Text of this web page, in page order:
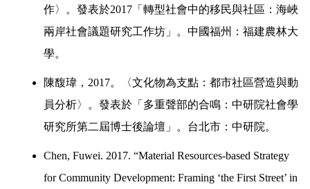
作〉 。發表於2017 「轉型社會中的移民與社區：海峽
兩岸社會議題研究工作坊」。中國福州：福建農林大
學。
陳馥瑋， 2017。〈文化物為支點：都市社區營造與動
員分析〉
。發表於「多重聲部的合鳴：中研院社會學
研究所第二屆博士後論壇」。台北市：中研院。
Chen, Fuwei. 2017. “Material Resources-based Strategy
for Community Development: Framing ‘the First Street’ in